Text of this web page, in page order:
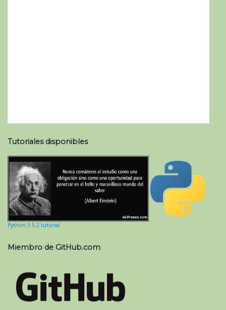
Tutoriales disponibles
Python 3.5.2 tutorial
Miembro de GitHub.com